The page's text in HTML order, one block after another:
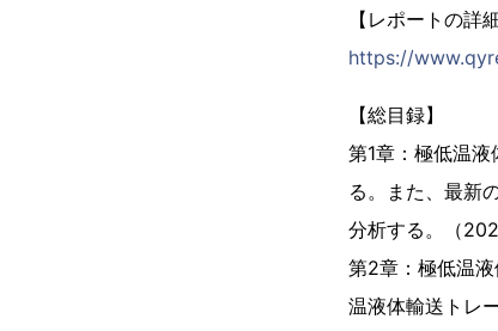
【レポートの詳
https://
【総目録】
第1章：極低温
る。また、最新
分析する。（
第2章：極低温
温液体輸送トレ